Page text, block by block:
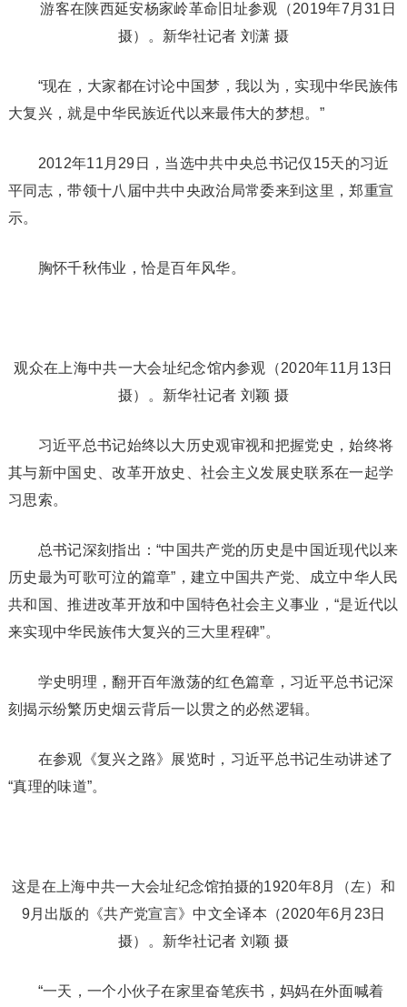
游客在陕西延安杨家岭革命旧址参观（2019年7月31日
摄）。新华社记者 刘潇 摄
“现在，大家都在讨论中国梦，我以为，实现中华民族伟
大复兴，就是中华民族近代以来最伟大的梦想。”
2012年11月29日，当选中共中央总书记仅15天的习近
平同志，带领十八届中共中央政治局常委来到这里，郑重宣
示。
胸怀千秋伟业，恰是百年风华。
观众在上海中共一大会址纪念馆内参观（2020年11月13日
摄）。新华社记者 刘颖 摄
习近平总书记始终以大历史观审视和把握党史，始终将
其与新中国史、改革开放史、社会主义发展史联系在一起学
习思索。
总书记深刻指出：“中国共产党的历史是中国近现代以来
历史最为可歌可泣的篇章”，建立中国共产党、成立中华人民
共和国、推进改革开放和中国特色社会主义事业，“是近代以
来实现中华民族伟大复兴的三大里程碑”。
学史明理，翻开百年激荡的红色篇章，习近平总书记深
刻揭示纷繁历史烟云背后一以贯之的必然逻辑。
在参观《复兴之路》展览时，习近平总书记生动讲述了
“真理的味道”。
这是在上海中共一大会址纪念馆拍摄的1920年8月（左）和
9月出版的《共产党宣言》中文全译本（2020年6月23日
摄）。新华社记者 刘颖 摄
“一天，一个小伙子在家里奋笔疾书，妈妈在外面喊着